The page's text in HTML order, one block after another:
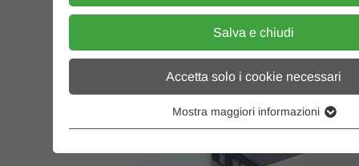
Salva e chiudi
Accetta solo i cookie necessari
Mostra maggiori informazioni